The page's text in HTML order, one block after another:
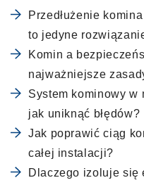
Przedłużenie
to jedyne
Komin a
najważniejsze
System kominowy w
jak uniknąć błędów?
Jak poprawić ciąg
całej instalacji?
Dlaczego izoluje się